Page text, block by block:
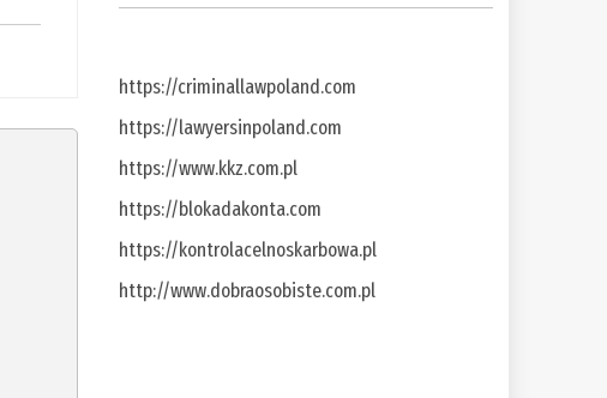
https://criminallawpoland.com
https://lawyersinpoland.com
https://www.kkz.com.pl
https://blokadakonta.com
https://kontrolacelnoskarbowa.pl
http://www.dobraosobiste.com.pl